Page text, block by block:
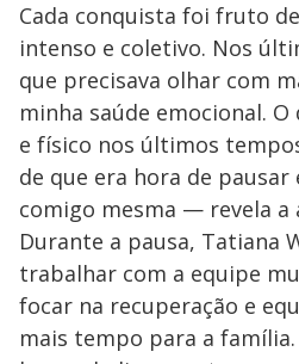
Cada conquista foi fruto
intenso e coletivo. Nos
que precisava olhar com
minha saúde emocional.
e físico nos últimos
de que era hora de
comigo mesma — revela a
Durante a pausa, Tatiana
trabalhar com a equipe
focar na recuperação e
mais tempo para a